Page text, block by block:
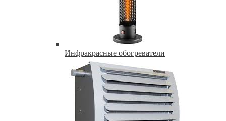
Инфракрасные обогреватели